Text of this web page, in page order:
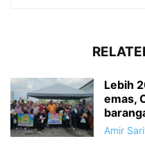
Lebih
emas,
Amir